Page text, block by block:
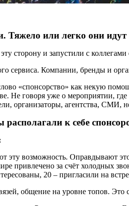
Тяжело или легко они
сторону и запустили с
сервиса. Компании, бренды и
«спонсорство» как некую
Не говоря уже о мероприятии,
организаторы, агентства, СМИ,
к себе
эту возможность. Оправдывают
привлечено за счёт холодных
20 – пригласили на
общение на уровне топов. Это